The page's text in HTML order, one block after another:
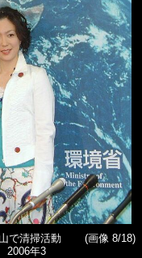
で清掃活動
2006年3
(画像 8/18)